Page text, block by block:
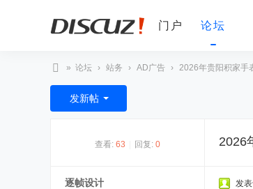
门户 论坛
D
V
» 论坛 › 站务 › AD广告 › 2026年贵阳积家手
发新帖
查看: 63 回复: 0 2026
逐帧设计 发